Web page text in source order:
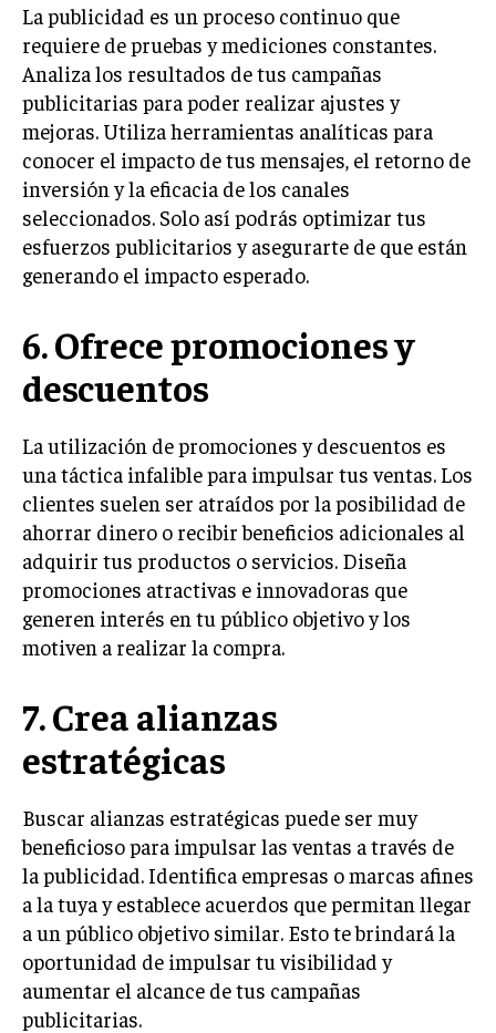
TRANSFORMACIÓN DIGITAL
ANALÍTICA EMPRESARIAL Y BUSINESS
INTELLIGENCE
CIBERSEGURIDAD EMPRESARIAL
ESTRATEGIA
EMPRESAS FAMILIARES Y SUCESIÓN
GESTIÓN DEL RIESGO EMPRESARIAL
NEGOCIACIÓN Y RESOLUCIÓN DE CONFLICTOS
ÉXITO EMPRESARIAL Y CASOS DE ESTUDIO
GOBIERNO CORPORATIVO
NEGOCIOS
ESTRATEGIAS DE NEGOCIOS
MARKETING B2B
MARKETING B2C
FRANQUICIAS
MARKETING DE INFLUENCERS
E-COMMERCE Y COMERCIO ELECTRÓNICO
ESTRATEGIAS DE PRICING Y GESTIÓN DE
PRECIOS
GESTIÓN DE CRISIS EMPRESARIALES
EMPRESAS Y STARTUPS TECNOLÓGICAS
GESTIÓN DE LA EXPERIENCIA DEL CLIENTE
MÁS
PROYECTOS
GESTIÓN DE PROYECTOS
La publicidad es un proceso continuo que
requiere de pruebas y mediciones constantes.
Analiza los resultados de tus campañas
publicitarias para poder realizar ajustes y
mejoras. Utiliza herramientas analíticas para
conocer el impacto de tus mensajes, el retorno de
inversión y la eficacia de los canales
seleccionados. Solo así podrás optimizar tus
esfuerzos publicitarios y asegurarte de que están
generando el impacto esperado.
6. Ofrece promociones y
descuentos
La utilización de promociones y descuentos es
una táctica infalible para impulsar tus ventas. Los
clientes suelen ser atraídos por la posibilidad de
ahorrar dinero o recibir beneficios adicionales al
adquirir tus productos o servicios. Diseña
promociones atractivas e innovadoras que
generen interés en tu público objetivo y los
motiven a realizar la compra.
7. Crea alianzas
estratégicas
Buscar alianzas estratégicas puede ser muy
beneficioso para impulsar las ventas a través de
la publicidad. Identifica empresas o marcas afines
a la tuya y establece acuerdos que permitan llegar
a un público objetivo similar. Esto te brindará la
oportunidad de impulsar tu visibilidad y
aumentar el alcance de tus campañas
publicitarias.